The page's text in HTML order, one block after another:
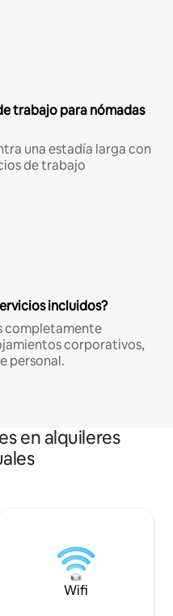
trabajo para nómadas
una estadía larga con
de trabajo
incluidos?
completamente
corporativos,
personal.
en alquileres
Wifi